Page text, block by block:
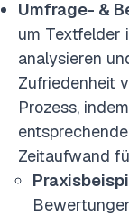
Umfrage- &
um Textfelder
analysieren
Zufriedenheit
Prozess,
Zeitaufwand